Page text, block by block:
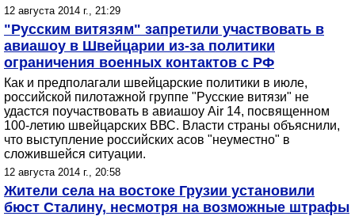
12 августа 2014 г., 21:29
"Русским витязям" запретили участвовать в
авиашоу в Швейцарии из-за политики
ограничения военных контактов с РФ
Как и предполагали швейцарские политики в июле,
российской пилотажной группе "Русские витязи" не
удастся поучаствовать в авиашоу Air 14, посвященном
100-летию швейцарских ВВС. Власти страны объяснили,
что выступление российских асов "неуместно" в
сложившейся ситуации.
12 августа 2014 г., 20:58
Жители села на востоке Грузии установили
бюст Сталину, несмотря на возможные штрафы